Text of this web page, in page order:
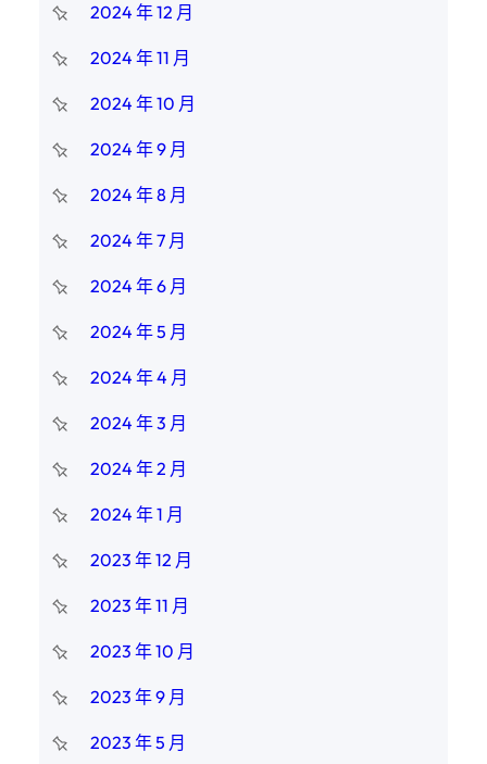
2024 年 12 月
2024 年 11 月
2024 年 10 月
2024 年 9 月
2024 年 8 月
2024 年 7 月
2024 年 6 月
2024 年 5 月
2024 年 4 月
2024 年 3 月
2024 年 2 月
2024 年 1 月
2023 年 12 月
2023 年 11 月
2023 年 10 月
2023 年 9 月
2023 年 5 月